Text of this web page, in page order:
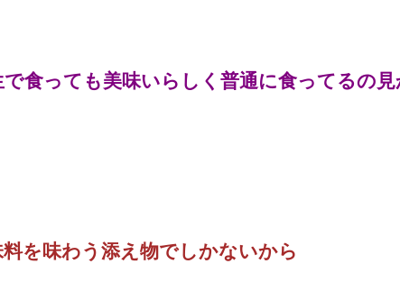
食っても美味いらしく普通に食ってるの見
を味わう添え物でしかないから